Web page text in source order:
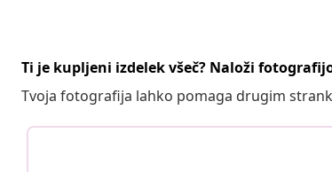
Ti je kupljeni izdelek všeč? Naloži
Tvoja fotografija lahko pomaga drugim